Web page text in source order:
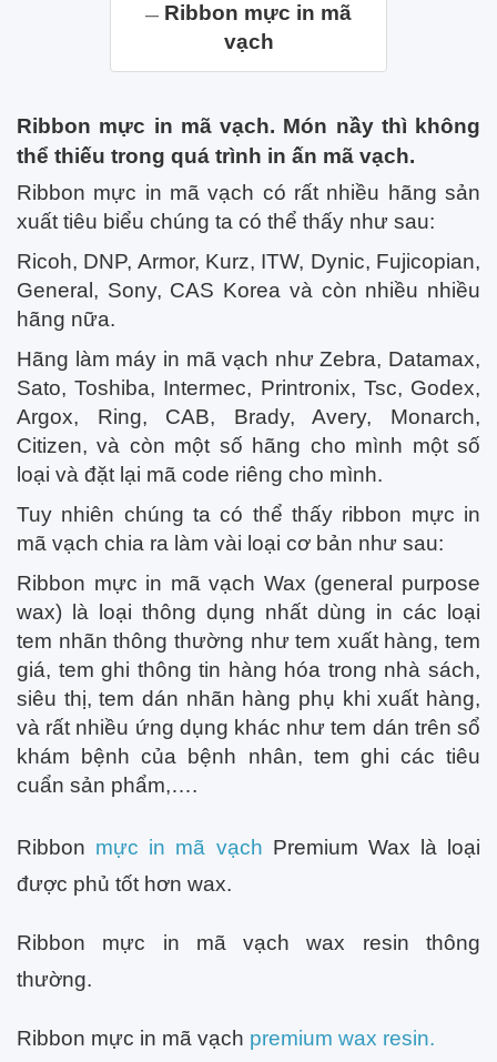
Ribbon mực in mã
vạch
Ribbon mực in mã vạch. Món nầy thì không
thể thiếu trong quá trình in ấn mã vạch.
Ribbon mực in mã vạch có rất nhiều hãng sản
xuất tiêu biểu chúng ta có thể thấy như sau:
Ricoh, DNP, Armor, Kurz, ITW, Dynic, Fujicopian,
General, Sony, CAS Korea và còn nhiều nhiều
hãng nữa.
Hãng làm máy in mã vạch như Zebra, Datamax,
Sato, Toshiba, Intermec, Printronix, Tsc, Godex,
Argox, Ring, CAB, Brady, Avery, Monarch,
Citizen, và còn một số hãng cho mình một số
loại và đặt lại mã code riêng cho mình.
Tuy nhiên chúng ta có thể thấy ribbon mực in
mã vạch chia ra làm vài loại cơ bản như sau:
Ribbon mực in mã vạch Wax (general purpose
wax) là loại thông dụng nhất dùng in các loại
tem nhãn thông thường như tem xuất hàng, tem
giá, tem ghi thông tin hàng hóa trong nhà sách,
siêu thị, tem dán nhãn hàng phụ khi xuất hàng,
và rất nhiều ứng dụng khác như tem dán trên sổ
khám bệnh của bệnh nhân, tem ghi các tiêu
cuẩn sản phẩm,….
Ribbon mực in mã vạch Premium Wax là loại
được phủ tốt hơn wax.
Ribbon mực in mã vạch wax resin thông
thường.
Ribbon mực in mã vạch premium wax resin.